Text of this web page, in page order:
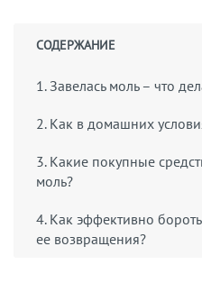
СОДЕРЖАНИЕ
1. Завелась моль – что
2. Как в домашних
3. Какие покупные
моль?
4. Как эффективно
ее возвращения?